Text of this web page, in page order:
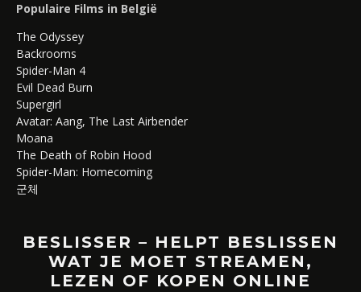
Populaire Films in België
The Odyssey
Backrooms
Spider-Man 4
Evil Dead Burn
Supergirl
Avatar: Aang, The Last Airbender
Moana
The Death of Robin Hood
Spider-Man: Homecoming
군체
BESLISSER – HELPT BESLISSEN
WAT JE MOET STREAMEN,
LEZEN OF KOPEN ONLINE